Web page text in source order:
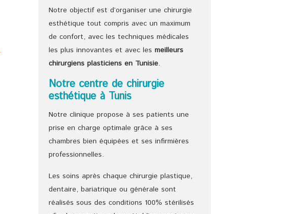
Notre objectif est d’organiser une chirurgie
esthétique tout compris avec un maximum
de confort, avec les techniques médicales
les plus innovantes et avec lesmeilleurs
chirurgiens plasticiens en Tunisie.
Notre centre de chirurgie
esthétique à Tunis
Notre clinique propose à ses patients une
prise en charge optimale grâce à ses
chambres bien équipées et ses infirmières
professionnelles.
Les soins après chaque chirurgie plastique,
dentaire, bariatrique ou générale sont
réalisés sous des conditions 100% stérilisés